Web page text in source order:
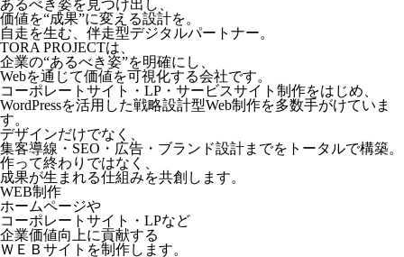
あるべき姿を見つけ出し、
価値を“成果”に変える設計を。
自走を生む、伴走型デジタルパートナー。
TORA PROJECTは、
企業の“あるべき姿”を明確にし、
Webを通じて価値を可視化する会社です。
コーポレートサイト・LP・サービスサイト制作をはじめ、
WordPressを活用した戦略設計型Web制作を多数手がけていま
す。
デザインだけでなく、
集客導線・SEO・広告・ブランド設計までをトータルで構築。
作って終わりではなく、
成果が生まれる仕組みを共創します。
WEB制作
ホームページや
コーポレートサイト・LPなど
企業価値向上に貢献する
ＷＥＢサイトを制作します。